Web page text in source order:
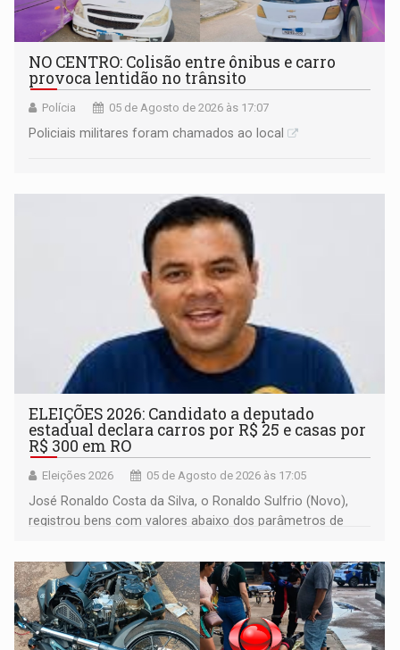
NO CENTRO: Colisão entre ônibus e carro
provoca lentidão no trânsito
Polícia 05 de Agosto de 2026 às 17:07
Policiais militares foram chamados ao local
ELEIÇÕES 2026: Candidato a deputado
estadual declara carros por R$ 25 e casas por
R$ 300 em RO
Eleições 2026 05 de Agosto de 2026 às 17:05
José Ronaldo Costa da Silva, o Ronaldo Sulfrio (Novo),
registrou bens com valores abaixo dos parâmetros de
milhões